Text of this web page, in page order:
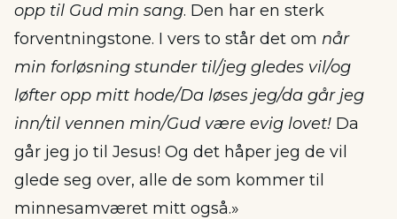
opp til Gud min sang. Den har en sterk
forventningstone. I vers to står det om når
min forløsning stunder til/jeg gledes vil/og
løfter opp mitt hode/Da løses jeg/da går jeg
inn/til vennen min/Gud være evig lovet! Da
går jeg jo til Jesus! Og det håper jeg de vil
glede seg over, alle de som kommer til
minnesamværet mitt også.»